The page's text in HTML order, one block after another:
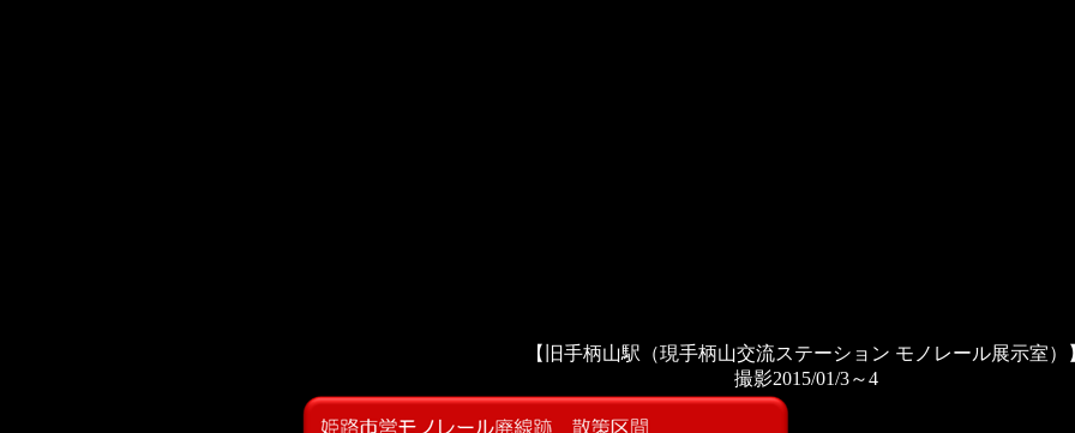
【旧手柄山駅（現手柄山交流ステーション モノレール展示室）
撮影2015/01/3～4